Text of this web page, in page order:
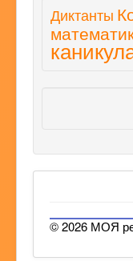
Диктанты
© 2026 МОЯ